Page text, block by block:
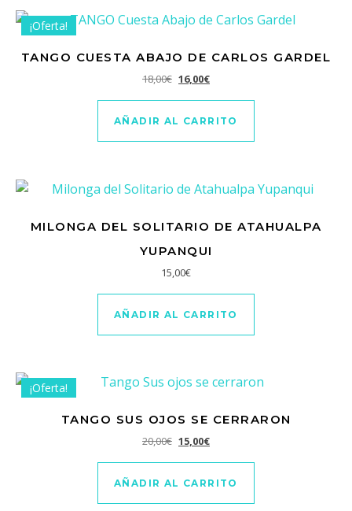
¡Oferta!
TANGO CUESTA ABAJO DE CARLOS GARDEL
18,00€ El precio original era: 18,00€.
16,00€El precio actual es: 16,00€.
AÑADIR AL CARRITO
MILONGA DEL SOLITARIO DE ATAHUALPA
YUPANQUI
15,00€
AÑADIR AL CARRITO
¡Oferta!
TANGO SUS OJOS SE CERRARON
20,00€ El precio original era: 20,00€.
15,00€El precio actual es: 15,00€.
AÑADIR AL CARRITO